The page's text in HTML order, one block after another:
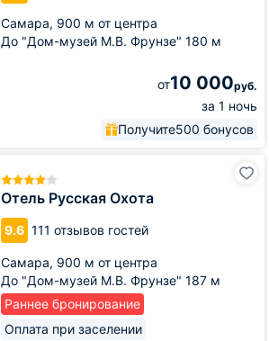
Самара, 900 м от центра
До "Дом-музей М.В. Фрунзе" 180 м
от10 000руб.
за 1 ночь
Получите500 бонусов
Отель Русская Охота
9.6 111 отзывов гостей
Самара, 900 м от центра
До "Дом-музей М.В. Фрунзе" 187 м
Раннее бронирование
Оплата при заселении